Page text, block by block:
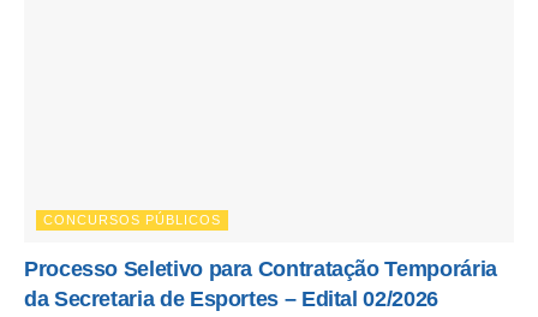
CONCURSOS PÚBLICOS
Processo Seletivo para Contratação Temporária
da Secretaria de Esportes – Edital 02/2026